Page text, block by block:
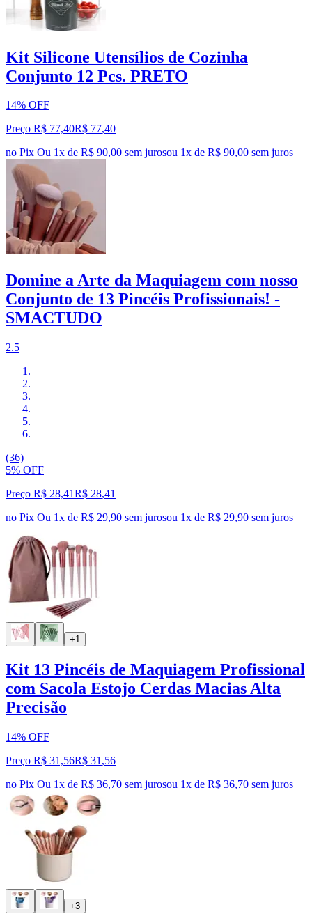
Kit Silicone Utensílios de Cozinha
Conjunto 12 Pcs. PRETO
14% OFF
Preço R$ 77,40R$ 77,40
no Pix Ou 1x de R$ 90,00 sem jurosou 1x de R$ 90,00 sem juros
Domine a Arte da Maquiagem com nosso
Conjunto de 13 Pincéis Profissionais! -
SMACTUDO
2.5
(36)
5% OFF
Preço R$ 28,41R$ 28,41
no Pix Ou 1x de R$ 29,90 sem jurosou 1x de R$ 29,90 sem juros
+1
Kit 13 Pincéis de Maquiagem Profissional
com Sacola Estojo Cerdas Macias Alta
Precisão
14% OFF
Preço R$ 31,56R$ 31 ,56
no Pix Ou 1x de R$ 36,70 sem jurosou 1x de R$ 36,70 sem juros
+3